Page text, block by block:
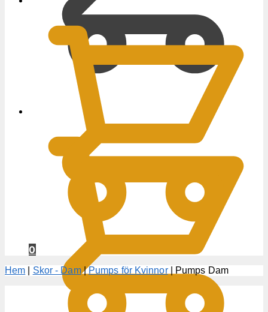
0
Hem Skor - Dam|Pumps för Kvinnor| Pumps Dam